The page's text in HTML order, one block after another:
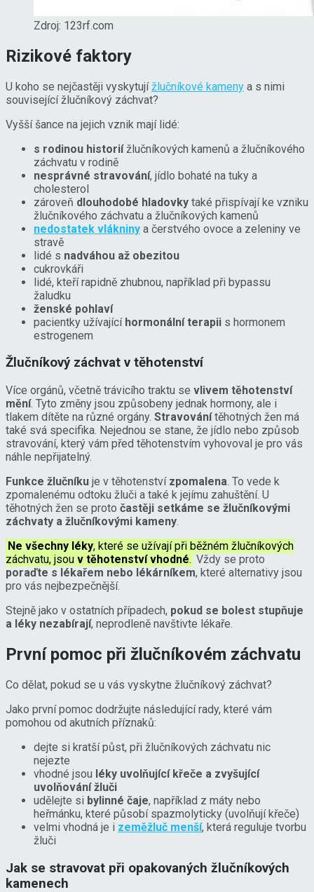
Zdroj: 123rf.com
Rizikové faktory
U koho se nejčastěji vyskytujížlučníkové kameny a s nimi
související žlučníkový záchvat?
Vyšší šance na jejich vznik mají lidé:
s rodinou historiížlučníkových kamenů a žlučníkového
záchvatu v rodině
nesprávné stravování, jídlo bohaté na tuky a
cholesterol
zároveň dlouhodobé hladovky také přispívají ke vzniku
žlučníkového záchvatu a žlučníkových kamenů
nedostatek vlákniny a čerstvého ovoce a zeleniny ve
stravě
lidé s nadváhou až obezitou
cukrovkáři
lidé, kteří rapidně zhubnou, například při bypassu
žaludku
ženské pohlaví
pacientky užívající hormonální terapii s hormonem
estrogenem
Žlučníkový záchvat v těhotenství
Více orgánů, včetně trávicího traktu se vlivem těhotenství
mění. Tyto změny jsou způsobeny jednak hormony, ale i
tlakem dítěte na různé orgány. Stravovánítěhotných žen má
také svá specifika. Nejednou se stane, že jídlo nebo způsob
stravování, který vám před těhotenstvím vyhovoval je pro vás
náhle nepřijatelný.
Funkce žlučníku je v těhotenství zpomalena. To vede k
zpomalenému odtoku žluči a také k jejímu zahuštění. U
těhotných žen se proto častěji setkáme se žlučníkovými
záchvaty a žlučníkovými kameny.
Ne všechny léky, které se užívají při běžném žlučníkových
záchvatu, jsou v těhotenství vhodné. Vždy se proto
poraďte s lékařem nebo lékárníkem, které alternativy jsou
pro vás nejbezpečnější.
Stejně jako v ostatních případech, pokud se bolest stupňuje
a léky nezabírají, neprodleně navštivte lékaře.
První pomoc při žlučníkovém záchvatu
Co dělat, pokud se u vás vyskytne žlučníkový záchvat?
Jako první pomoc dodržujte následující rady, které vám
pomohou od akutních příznaků:
dejte si kratší půst, při žlučníkových záchvatu nic
nejezte
vhodné jsou léky uvolňující křeče a zvyšující
uvolňování žluči
udělejte si bylinné čaje, například z máty nebo
heřmánku, které působí spazmolyticky (uvolňují křeče)
velmi vhodná je i zeměžluč menší, která reguluje tvorbu
žluči
Jak se stravovat při opakovaných žlučníkových
kamenech